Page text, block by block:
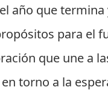
año que termina
para el
que une a
torno a la